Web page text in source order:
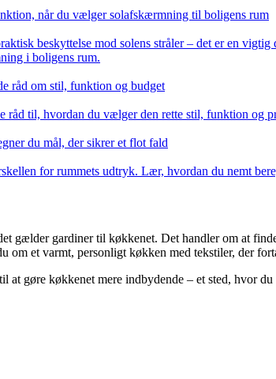
når du vælger solafskærmning til boligens rum
beskyttelse mod solens stråler – det er en
i boligens rum.
råd om stil, funktion og budget
råd til, hvordan du vælger den rette stil, funktion og
du mål, der sikrer et flot fald
for rummets udtryk. Lær, hvordan du nemt
gælder gardiner til køkkenet. Det handler om at
om et varmt, personligt køkken med tekstiler, der
at gøre køkkenet mere indbydende – et sted, hvor